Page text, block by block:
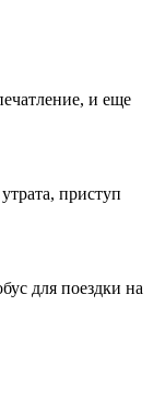
и еще
приступ
для поездки на